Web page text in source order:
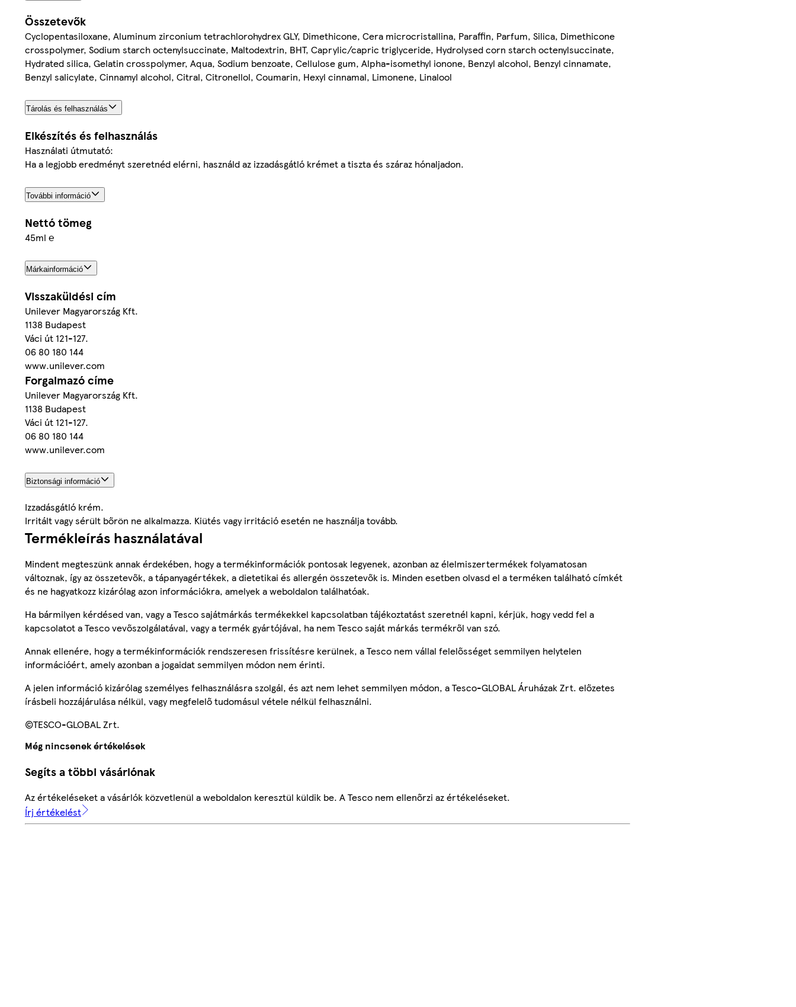
Összetevők
Cyclopentasiloxane, Aluminum zirconium tetrachlorohydrex GLY, Dimethicone, Cera microcristallina, Paraffin, Parfum, Silica, Dimethicone
crosspolymer, Sodium starch octenylsuccinate, Maltodextrin, BHT, Caprylic/capric triglyceride, Hydrolysed corn starch octenylsuccinate,
Hydrated silica, Gelatin crosspolymer, Aqua, Sodium benzoate, Cellulose gum, Alpha-isomethyl ionone, Benzyl alcohol, Benzyl cinnamate,
Benzyl salicylate, Cinnamyl alcohol, Citral, Citronellol, Coumarin, Hexyl cinnamal, Limonene, Linalool
Tárolás és felhasználás
Elkészítés és felhasználás
Használati útmutató:
Ha a legjobb eredményt szeretnéd elérni, használd az izzadásgátló krémet a tiszta és száraz hónaljadon.
További információ
Nettó tömeg
45ml ℮
Márkainformáció
Visszaküldési cím
Unilever Magyarország Kft.
1138 Budapest
Váci út 121-127.
06 80 180 144
www.unilever.com
Forgalmazó címe
Unilever Magyarország Kft.
1138 Budapest
Váci út 121-127.
06 80 180 144
www.unilever.com
Biztonsági információ
Izzadásgátló krém.
Irritált vagy sérült bőrön ne alkalmazza. Kiütés vagy irritáció esetén ne használja tovább.
Termékleírás használatával
Mindent megteszünk annak érdekében, hogy a termékinformációk pontosak legyenek, azonban az élelmiszertermékek folyamatosan
változnak, így az összetevők, a tápanyagértékek, a dietetikai és allergén összetevők is. Minden esetben olvasd el a terméken található címkét
és ne hagyatkozz kizárólag azon információkra, amelyek a weboldalon találhatóak.
Ha bármilyen kérdésed van, vagy a Tesco sajátmárkás termékekkel kapcsolatban tájékoztatást szeretnél kapni, kérjük, hogy vedd fel a
kapcsolatot a Tesco vevőszolgálatával, vagy a termék gyártójával, ha nem Tesco saját márkás termékről van szó.
Annak ellenére, hogy a termékinformációk rendszeresen frissítésre kerülnek, a Tesco nem vállal felelősséget semmilyen helytelen
információért, amely azonban a jogaidat semmilyen módon nem érinti.
A jelen információ kizárólag személyes felhasználásra szolgál, és azt nem lehet semmilyen módon, a Tesco-GLOBAL Áruházak Zrt. előzetes
írásbeli hozzájárulása nélkül, vagy megfelelő tudomásul vétele nélkül felhasználni.
©TESCO-GLOBAL Zrt.
Még nincsenek értékelések
Segíts a többi vásárlónak
Az értékeléseket a vásárlók közvetlenül a weboldalon keresztül küldik be. A Tesco nem ellenőrzi az értékeléseket.
Írj értékelést